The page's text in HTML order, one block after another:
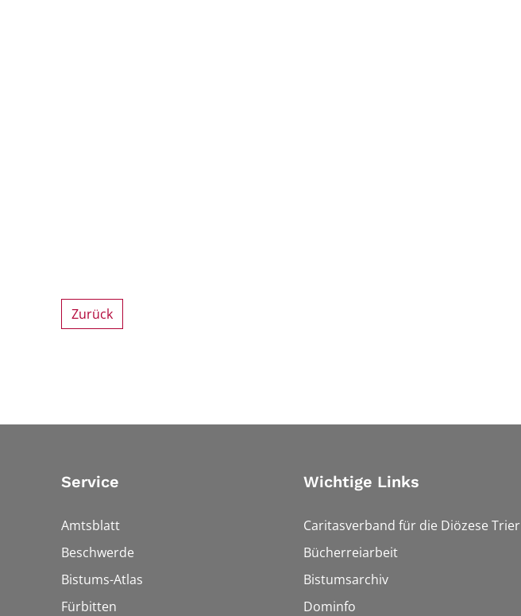
Zurück
Service
Amtsblatt
Beschwerde
Bistums-Atlas
Fürbitten
Wichtige Links
Caritasverband für die Diözese Trier
Bücherreiarbeit
Bistumsarchiv
Dominfo